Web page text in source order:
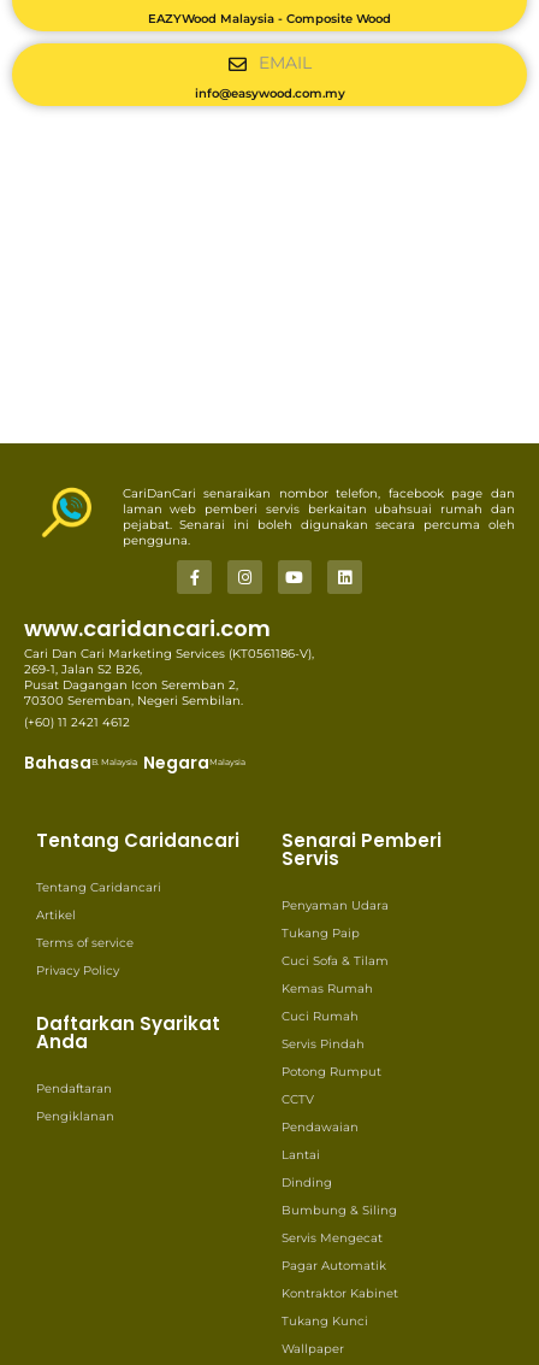
EAZYWood Malaysia - Composite Wood
EMAIL
info@easywood.com.my
CariDanCari senaraikan nombor telefon, facebook page dan
laman web pemberi servis berkaitan ubahsuai rumah dan
pejabat. Senarai ini boleh digunakan secara percuma oleh
pengguna.
www.caridancari.com
Cari Dan Cari Marketing Services (KT0561186-V),
269-1, Jalan S2 B26,
Pusat Dagangan Icon Seremban 2,
70300 Seremban, Negeri Sembilan.
(+60) 11 2421 4612
BahasaB. Malaysia NegaraMalaysia
Tentang Caridancari
Tentang Caridancari
Artikel
Terms of service
Privacy Policy
Daftarkan Syarikat
Anda
Pendaftaran
Pengiklanan
Senarai Pemberi
Servis
Penyaman Udara
Tukang Paip
Cuci Sofa & Tilam
Kemas Rumah
Cuci Rumah
Servis Pindah
Potong Rumput
CCTV
Pendawaian
Lantai
Dinding
Bumbung & Siling
Servis Mengecat
Pagar Automatik
Kontraktor Kabinet
Tukang Kunci
Wallpaper